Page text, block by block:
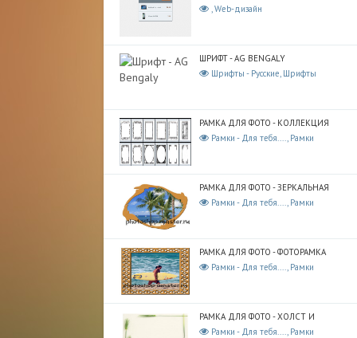
, Web-дизайн
ШРИФТ - AG BENGALY
Шрифты - Русские, Шрифты
РАМКА ДЛЯ ФОТО - КОЛЛЕКЦИЯ
Рамки - Для тебя...., Рамки
РАМКА ДЛЯ ФОТО - ЗЕРКАЛЬНАЯ
Рамки - Для тебя...., Рамки
РАМКА ДЛЯ ФОТО - ФОТОРАМКА
Рамки - Для тебя...., Рамки
РАМКА ДЛЯ ФОТО - ХОЛСТ И
Рамки - Для тебя...., Рамки